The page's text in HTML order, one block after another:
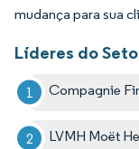
mudança para sua
Líderes do
Compagnie
LVMH Moët